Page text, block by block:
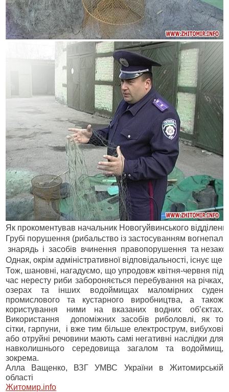
Як прокоментував начальник Новогуйвинського
Грубі порушення (рибальство із застосуванням
знарядь  і  засобів  вчинення  правопорушення  та
Однак, окрім адміністративної відповідальності, існує
Тож, шановні, нагадуємо, що упродовж квітня-червня під
час нересту риби забороняється перебування на річках,
озерах та інших водоймищах маломірних суден
промислового та кустарного виробництва, а також
користування ними на вказаних водних об’єктах.
Використання допоміжних засобів риболовлі, як то
сітки, гарпуни, і вже тим більше електрострум, вибухові
або отруйні речовини мають самі негативні наслідки для
навколишнього середовища загалом та водоймищ,
зокрема.
Алла Ващенко, ВЗГ УМВС України в Житомирській
області
Житомир.info